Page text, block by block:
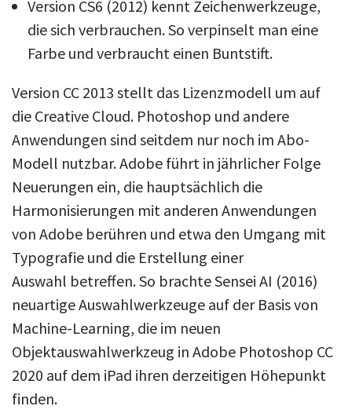
Version CS6 (2012) kennt Zeichenwerkzeuge,
die sich verbrauchen. So verpinselt man eine
Farbe und verbraucht einen Buntstift.
Version CC 2013 stellt das Lizenzmodell um auf
die Creative Cloud. Photoshop und andere
Anwendungen sind seitdem nur noch im Abo-
Modell nutzbar. Adobe führt in jährlicher Folge
Neuerungen ein, die hauptsächlich die
Harmonisierungen mit anderen Anwendungen
von Adobe berühren und etwa den Umgang mit
Typografie und die Erstellung einer
Auswahl betreffen. So brachte Sensei AI (2016)
neuartige Auswahlwerkzeuge auf der Basis von
Machine-Learning, die im neuen
Objektauswahlwerkzeug in Adobe Photoshop CC
2020 auf dem iPad ihren derzeitigen Höhepunkt
finden.